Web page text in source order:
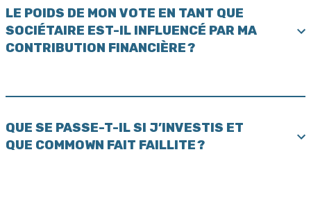
LE POIDS DE MON VOTE EN TANT QUE
SOCIÉTAIRE EST-IL INFLUENCÉ PAR MA
CONTRIBUTION FINANCIÈRE ?
QUE SE PASSE-T-IL SI J’INVESTIS ET
QUE COMMOWN FAIT FAILLITE ?